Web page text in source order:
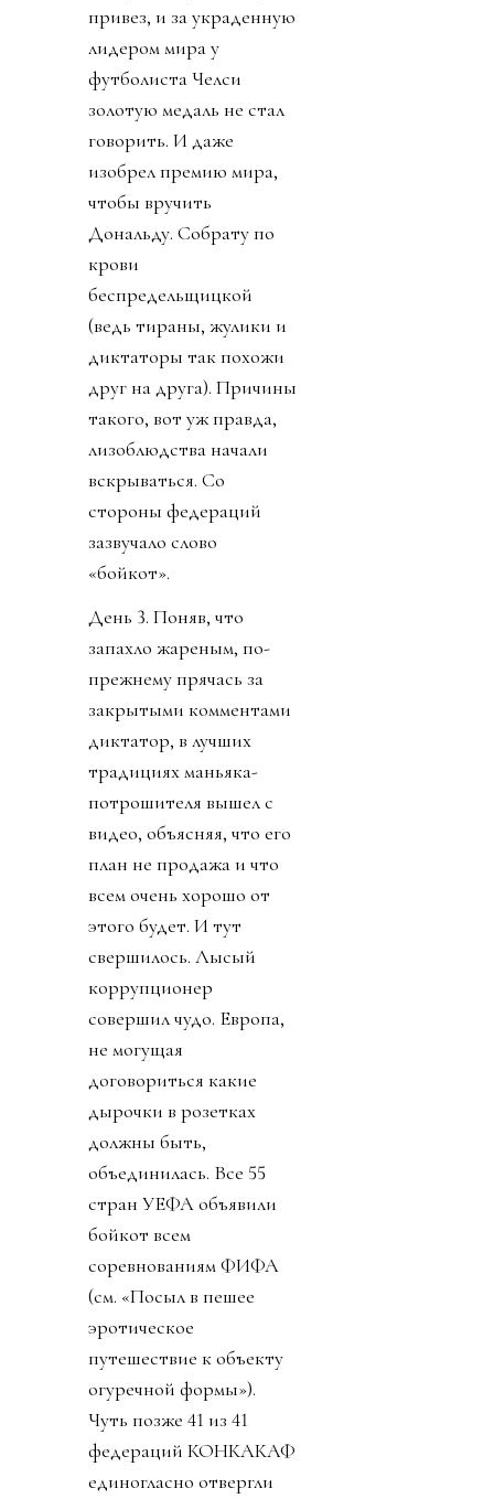
привез, и за украденную
лидером мира у
футболиста Челси
золотую медаль не стал
говорить. И даже
изобрел премию мира,
чтобы вручить
Дональду. Собрату по
крови
беспредельщицкой
(ведь тираны, жулики и
диктаторы так похожи
друг на друга). Причины
такого, вот уж правда,
лизоблюдства начали
вскрываться. Со
стороны федераций
зазвучало слово
«бойкот».
День 3. Поняв, что
запахло жареным, по-
прежнему прячась за
закрытыми комментами
диктатор, в лучших
традициях маньяка-
потрошителя вышел с
видео, объясняя, что его
план не продажа и что
всем очень хорошо от
этого будет. И тут
свершилось. Лысый
коррупционер
совершил чудо. Европа,
не могущая
договориться какие
дырочки в розетках
должны быть,
объединилась. Все 55
стран УЕФА объявили
бойкот всем
соревнованиям ФИФА
(см. «Посыл в пешее
эротическое
путешествие к объекту
огуречной формы»).
Чуть позже 41 из 41
федераций КОНКАКАФ
единогласно отвергли